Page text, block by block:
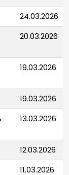
24.03.2026
20.03.2026
19.03.2026
19.03.2026
13.03.2026
12.03.2026
11.03.2026